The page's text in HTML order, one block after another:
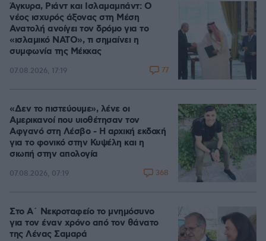
Άγκυρα, Ριάντ και Ισλαμαμπάντ: Ο
νέος ισχυρός άξονας στη Μέση
Ανατολή ανοίγει τον δρόμο για το
«ισλαμικό ΝΑΤΟ», τι σημαίνει η
συμφωνία της Μέκκας
07.08.2026, 17:19 77
«Δεν το πιστεύουμε», λένε οι
Αμερικανοί που υιοθέτησαν τον
Αφγανό στη Λέσβο - Η αρχική εκδοχή
για το φονικό στην Κυψέλη και η
σιωπή στην απολογία
07.08.2026, 07:19 368
Στο Α΄ Νεκροταφείο το μνημόσυνο
για τον έναν χρόνο από τον θάνατο
της Λένας Σαμαρά